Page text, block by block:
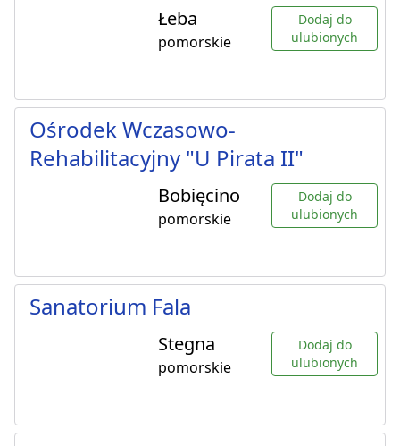
Łeba
pomorskie
Dodaj do
ulubionych
Ośrodek Wczasowo-
Rehabilitacyjny "U Pirata II"
Bobięcino
pomorskie
Dodaj do
ulubionych
Sanatorium Fala
Stegna
pomorskie
Dodaj do
ulubionych